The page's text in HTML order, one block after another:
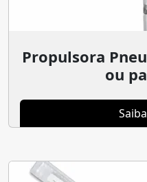
Propulsora
ou